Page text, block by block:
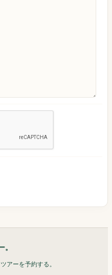
。
ツアーを予約する。